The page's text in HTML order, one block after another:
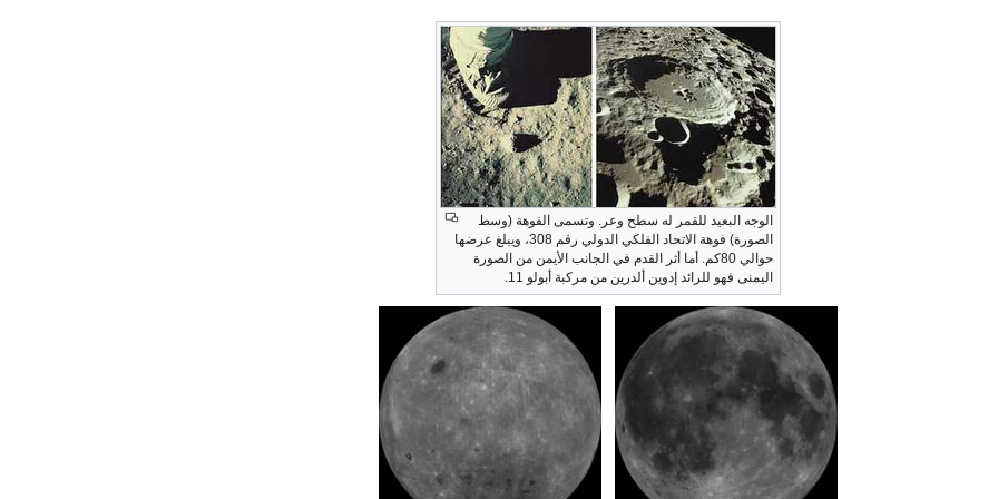
الوجه البعيد للقمر له سطح وعر. وتسمى الفوهة (وسط
الصورة) فوهة الاتحاد الفلكي الدولي رقم 308، ويبلغ عرضها
حوالي 80كم. أما أثر القدم في الجانب الأيمن من الصورة
اليمنى فهو للرائد إدوين ألدرين من مركبة أبولو 11.